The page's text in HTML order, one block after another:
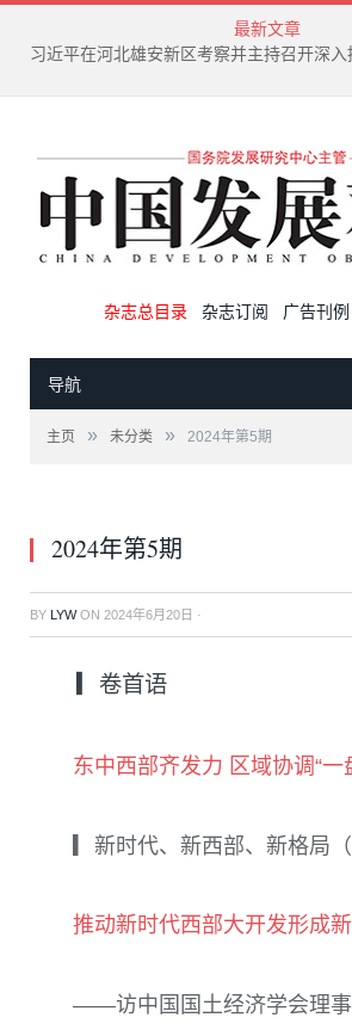
最新文章
杂志总目录 杂志订阅 广告刊例
导航
主页 » 未分类 » 2024年第5期
2024年第5期
BY LYWON 2024年6月20日 ·
▎卷首语
东中西部齐发力 区域协调“一
▎新时代、新西部、新格局（
推动新时代西部大开发形成
——访中国国土经济学会理事